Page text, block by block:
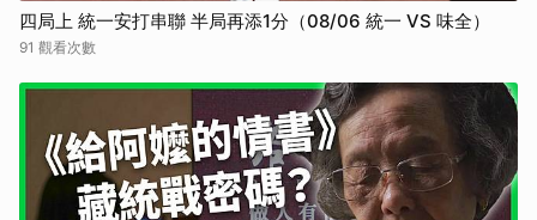
四局上 統一安打串聯 半局再添1分（08/06 統一 VS 味全）
91 觀看次數